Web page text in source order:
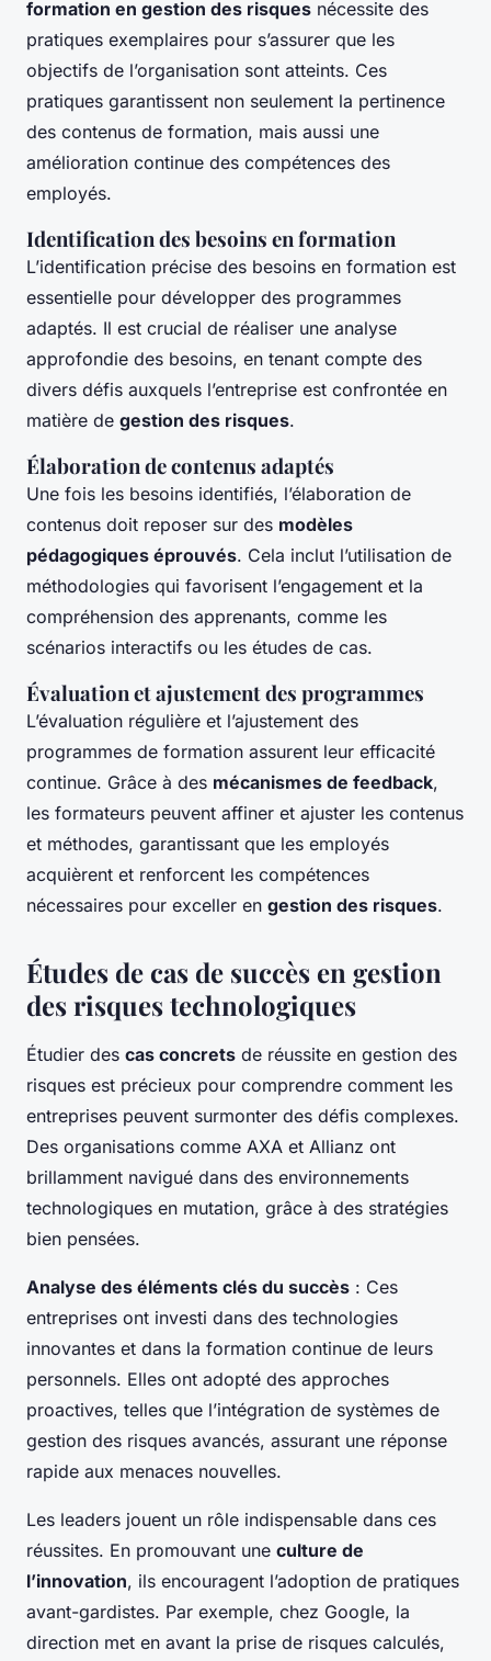
formation en gestion des risques nécessite des
pratiques exemplaires pour s’assurer que les
objectifs de l’organisation sont atteints. Ces
pratiques garantissent non seulement la pertinence
des contenus de formation, mais aussi une
amélioration continue des compétences des
employés.
Identification des besoins en formation
L’identification précise des besoins en formation est
essentielle pour développer des programmes
adaptés. Il est crucial de réaliser une analyse
approfondie des besoins, en tenant compte des
divers défis auxquels l’entreprise est confrontée en
matière de gestion des risques.
Élaboration de contenus adaptés
Une fois les besoins identifiés, l’élaboration de
contenus doit reposer sur des modèles
pédagogiques éprouvés. Cela inclut l’utilisation de
méthodologies qui favorisent l’engagement et la
compréhension des apprenants, comme les
scénarios interactifs ou les études de cas.
Évaluation et ajustement des programmes
L’évaluation régulière et l’ajustement des
programmes de formation assurent leur efficacité
continue. Grâce à des mécanismes de feedback,
les formateurs peuvent affiner et ajuster les contenus
et méthodes, garantissant que les employés
acquièrent et renforcent les compétences
nécessaires pour exceller en gestion des risques.
Études de cas de succès en gestion
des risques technologiques
Étudier des cas concrets de réussite en gestion des
risques est précieux pour comprendre comment les
entreprises peuvent surmonter des défis complexes.
Des organisations comme AXA et Allianz ont
brillamment navigué dans des environnements
technologiques en mutation, grâce à des stratégies
bien pensées.
Analyse des éléments clés du succès : Ces
entreprises ont investi dans des technologies
innovantes et dans la formation continue de leurs
personnels. Elles ont adopté des approches
proactives, telles que l’intégration de systèmes de
gestion des risques avancés, assurant une réponse
rapide aux menaces nouvelles.
Les leaders jouent un rôle indispensable dans ces
réussites. En promouvant une culture de
l’innovation, ils encouragent l’adoption de pratiques
avant-gardistes. Par exemple, chez Google, la
direction met en avant la prise de risques calculés,